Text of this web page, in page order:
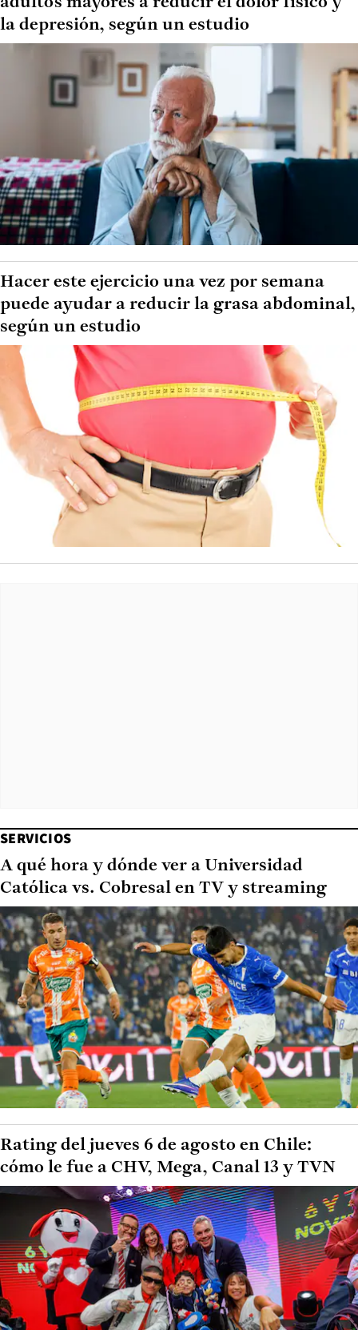
la depresión, según un estudio
Hacer este ejercicio una vez por semana
puede ayudar a reducir la grasa abdominal,
según un estudio
SERVICIOS
A qué hora y dónde ver a Universidad
Católica vs. Cobresal en TV y streaming
Rating del jueves 6 de agosto en Chile:
cómo le fue a CHV, Mega, Canal 13 y TVN